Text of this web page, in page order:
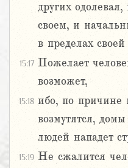
других
своем, и
в пределах своей
15:17 Пожелает
возможет,
15:18 ибо, по причине
возмутятся,
людей нападет
15:19 Не сжалится